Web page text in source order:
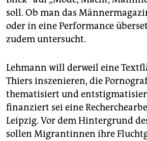
soll. Ob man das
oder in eine Performance
zudem untersucht.
Lehmann will derweil eine
Thiers inszenieren, die
thematisiert und
finanziert sei eine
Leipzig. Vor dem Hintergrund
sollen Migrantinnen ihre